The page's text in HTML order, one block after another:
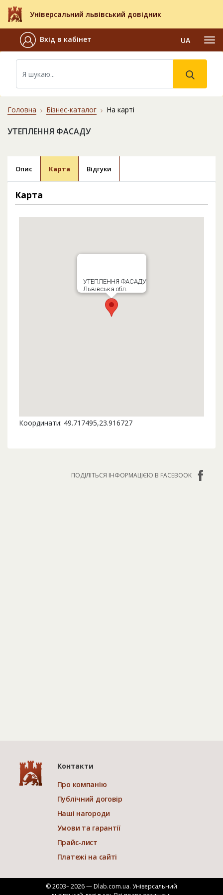
Універсальний львівський довідник
Вхід в кабінет UA
Головна Бізнес-каталог На карті
УТЕПЛЕННЯ ФАСАДУ
Опис Карта Відгуки
Карта
УТЕПЛЕННЯ ФАСАДУ
Львівська обл.
Координати: 49.717495,23.916727
ПОДІЛІТЬСЯ ІНФОРМАЦІЄЮ В FACEBOOK
Контакти
Про компанію
Публічний договір
Наші нагороди
Умови та гарантії
Прайс-лист
Платежі на сайті
© 2003– 2026 — Dlab.com.ua. Універсальний